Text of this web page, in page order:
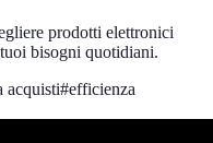
prodotti elettronici
bisogni quotidiani.
acquisti#efficienza